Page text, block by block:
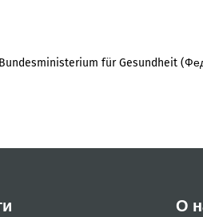
für Gesundheit
О